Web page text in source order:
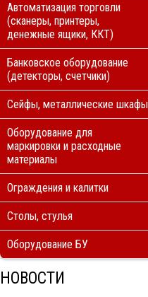
Автоматизация торговли
(сканеры, принтеры,
денежные ящики, ККТ)
Банковское оборудование
(детекторы, счетчики)
Сейфы, металлические шкафы
Оборудование для
маркировки и расходные
материалы
Ограждения и калитки
Столы, стулья
Оборудование БУ
НОВОСТИ